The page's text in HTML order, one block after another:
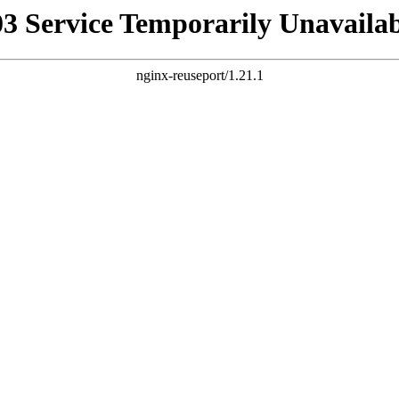
Service Temporarily
nginx-reuseport/1.21.1